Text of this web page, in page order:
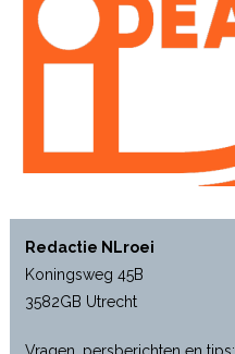
Redactie NLroei
Koningsweg 45B
3582GB Utrecht